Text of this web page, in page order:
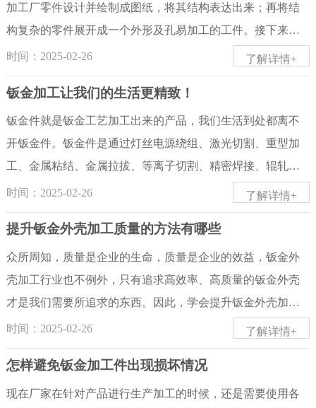
分析得到物体的空间形状。所以看图片和画图片，它们是密
切相关和互补的。方法1：形体分析法看图的基本要优先：组
合图存在三等规律，要联系几个视图同时想象其实物。看图
的方法和步骤：用形体分析法看图时，其看图步骤为，认识
视图抓特征；分析形体对投影；综合起来想整体。方法2：线
面分析法对形状规整清晰的物体（如叠加形体），单纯用形
体分析法即可解决看图问题。当物体和物体的局部形状比较
复杂（如切割体），不便于用形体分析法把它分成几个组成
部分时，可采用线面分析法看图。线面分析法看图的要点：
用线面分析法看图关键是要分析出视图中每一个线框和每一
条线段所表示的空间意义。对于形状比较复杂的组合体还应
分析其表面形状。例如带斜面（直面）的物体，其一个投影
积聚...
加工厂零件设计并绘制成图纸，将其结构表达出来；再将结
构复杂的零件展开成一个外形及孔易加工的工件。接下来到
了加工环节，根据钣金件结构的差异,钣金工艺流程有所不同,
总结以下几点.1.下料.下料的方式有多种,主要有以下四种方式:
剪床下料.是利用剪床剪出展开图的外形长宽尺寸.只可剪出工
件的最大外形尺寸；冲床下料.是利用冲床将其外形及孔加工
出来,批量生产时冲床下料更有优势；还有两种是数控下料，
所做出的工件精密较高：NC数冲下料和激光下料.前者更适合
薄板3.0mm以下的板，后者适合复杂一点的结构的工件和厚一
点的板材加工件2.翻边.翻边又叫翻孔、抽孔,就是在预冲孔上
抽成一个指定大小的孔,这钣金工艺可以使工件所攻出牙更有
强度，适合1.5mm以下板厚度的工件3.压铆.压铆常用的有铆螺
柱、铆螺母、铆螺钉等,其压铆方式可以通过冲床或压铆机将
其铆件铆接到钣金件上.4.折弯.折弯是为加强加工工件的强度.
其加工需折床及相关的折弯模具来完成.5.焊接.焊接就是将2个
或2个以上的零件组焊在一起,达到加工的目的；或是单个零件
边缝需焊接,以增加折边强度.其加工种类有:...
了解详情+
时间：2025-02-26
钣金加工让我们的生活更精致！
钣金件就是钣金工艺加工出来的产品，我们生活到处都离不
开钣金件。钣金件是通过灯丝电源绕组、激光切割、重型加
工、金属粘结、金属拉拔、等离子切割、精密焊接、辊轧成
型、金属板材弯曲成型、模锻、水喷射切割来制作的。钣金
是针对金属薄板一种综合冷加工工艺，包括剪、冲/切/复合、
折、焊接、铆接、拼接、成型（如汽车车身）等。其显著的
特征就是同一零件厚度一致。那么我们日常生活中有哪些设
备是经过钣金加工而成的呢？例如：空调外机壳钣金加工、
金属垃圾桶钣金加工、汽车外壳钣金件折弯加工、电控柜金
属加工、闸机控制柜、自助机外壳钣金加工、户外电箱钣金
加工、机械设备外壳钣金加工、环保设备外壳加工、办公用
品金属储物柜钣金加工等等。随着钣金加工技术的飞速发
展，加工工艺也日新月异，给钣金加工带来了许多新的思
了解详情+
时间：2025-02-26
提升钣金外壳加工质量的方法有哪些
众所周知，质量是企业的生命，质量是企业的效益，钣金外
壳加工行业也不例外，只有追求高效率、高质量的钣金外壳
才是我们需要所追求的东西。因此，学会提升钣金外壳加工
质量是我们必须要重视的一个方面。那么您知道提升钣金外
壳加工质量的方法有哪些吗?下面五金小编为您介绍：钣金外
壳加工提升钣金外壳加工质量的方法，如下：一、操作人员
凡是操作人员起主导作用的工序所产生的缺陷，防止缺陷产
了解详情+
时间：2025-02-26
怎样避免钣金加工件出现损坏情况
现在厂家在针对产品进行生产加工的时候，还是需要使用各